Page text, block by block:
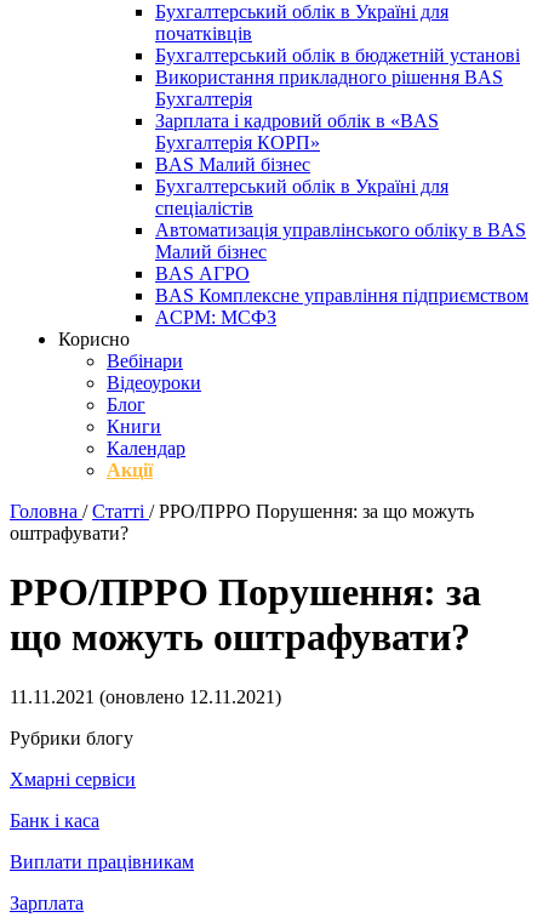
Бухгалтерський облік в Україні для
початківців
Бухгалтерський облік в бюджетній установі
Використання прикладного рішення BAS
Бухгалтерія
Зарплата і кадровий облік в «BAS
Бухгалтерія КОРП»
BAS Малий бізнес
Бухгалтерський облік в Україні для
спеціалістів
Автоматизація управлінського обліку в BAS
Малий бізнес
BAS АГРО
BAS Комплексне управління підприємством
ACPM: МСФЗ
Корисно
Вебінари
Відеоуроки
Блог
Книги
Календар
Акції
Головна / Статті / РРО/ПРРО Порушення: за що можуть
оштрафувати?
РРО/ПРРО Порушення: за
що можуть оштрафувати?
11.11.2021 (оновлено 12.11.2021)
Рубрики блогу
Хмарні сервіси
Банк і каса
Виплати працівникам
Зарплата